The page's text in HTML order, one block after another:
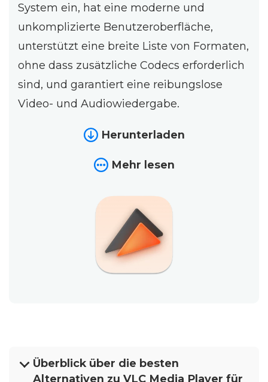
System ein, hat eine moderne und
unkomplizierte Benutzeroberfläche,
unterstützt eine breite Liste von Formaten,
ohne dass zusätzliche Codecs erforderlich
sind, und garantiert eine reibungslose
Video- und Audiowiedergabe.
Herunterladen
Mehr lesen
Überblick über die besten
Alternativen zu VLC Media Player für